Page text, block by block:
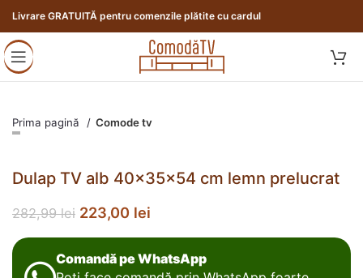
Livrare GRATUITĂ pentru comenzile plătite cu cardul
Prima pagină Comode tv
Dulap TV alb 40x35x54 cm lemn prelucrat
282,99lei 223,00 lei
Comandă pe WhatsApp